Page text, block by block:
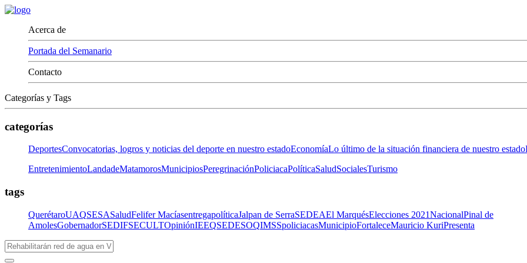
Acerca de
Portada del Semanario
Contacto
Categorías y Tags
categorías
DeportesConvocatorias, logros y noticias del deporte en nuestro estadoEconomíaLo último de la situación financiera de nuestro estado
EntretenimientoLandadeMatamorosMunicipiosPeregrinaciónPoliciacaPolíticaSaludSocialesTurismo
tags
QuerétaroUAQSESASaludFelifer MacíasentregapolíticaJalpan de SerraSEDEAEl MarquésElecciones 2021NacionalPinal de
AmolesGobernadorSEDIFSECULTOpiniónIEEQSEDESOQIMSSpoliciacasMunicipioFortaleceMauricio KuriPresenta